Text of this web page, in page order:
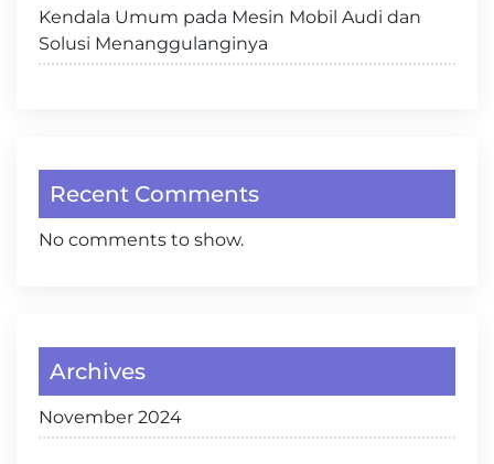
Kendala Umum pada Mesin Mobil Audi dan
Solusi Menanggulanginya
Recent Comments
No comments to show.
Archives
November 2024